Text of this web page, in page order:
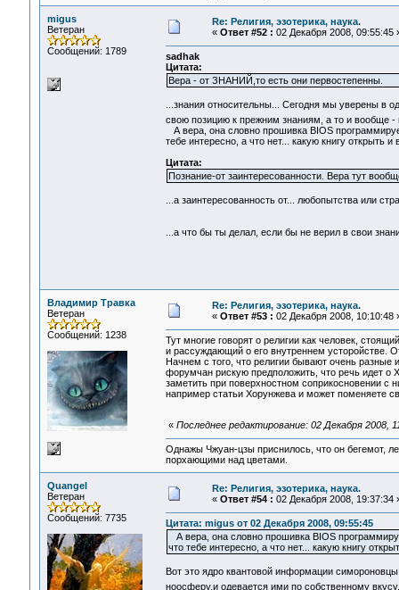
migus
Ветеран
Сообщений: 1789
Re: Религия, эзотерика, наука.
« Ответ #52 : 02 Декабря 2008, 09:55:45
sadhak
Цитата:
Вера - от ЗНАНИЙ,то есть они первостепенны.
...знания относительны... Сегодня мы уверены в
свою позицию к прежним знаниям, а то и вообще
А вера, она словно прошивка BIOS
тебе интересно, а что нет... какую книгу открыть
Цитата:
Познание-от заинтересованности. Вера тут
...а заинтересованность от... любопытства или
...а что бы ты делал, если бы не верил в свои
Владимир Травка
Ветеран
Сообщений: 1238
Re: Религия, эзотерика, наука.
« Ответ #53 : 02 Декабря 2008, 10:10:48
Тут многие говорят о религии как человек,
и рассуждающий о его внутреннем усторойстве.
Начнем с того, что религии бывают очень
форумчан рискую предположить, что речь идет о
заметить при поверхностном соприкосновении с
например статьи Хорунжева и может поменяете
« Последнее редактирование: 02 Декабря 2008,
Однажы Чжуан-цзы приснилось, что он бегемот,
порхающими над цветами.
Quangel
Ветеран
Сообщений: 7735
Re: Религия, эзотерика, наука.
« Ответ #54 : 02 Декабря 2008, 19:37:34
Цитата: migus от 02 Декабря 2008, 09:55:45
А вера, она словно прошивка BIOS
что тебе интересно, а что нет... какую книгу
Вот это ядро квантовой информации
ноосферу,и одевается ими по собственному